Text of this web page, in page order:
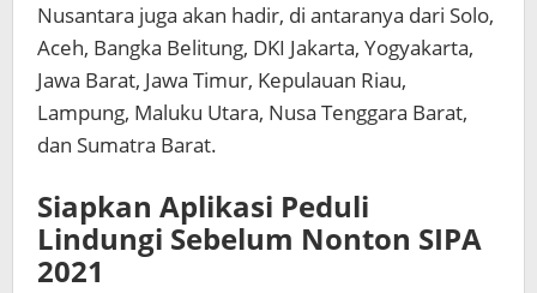
Nusantara juga akan hadir, di antaranya dari Solo,
Aceh, Bangka Belitung, DKI Jakarta, Yogyakarta,
Jawa Barat, Jawa Timur, Kepulauan Riau,
Lampung, Maluku Utara, Nusa Tenggara Barat,
dan Sumatra Barat.
Siapkan Aplikasi Peduli
Lindungi Sebelum Nonton SIPA
2021